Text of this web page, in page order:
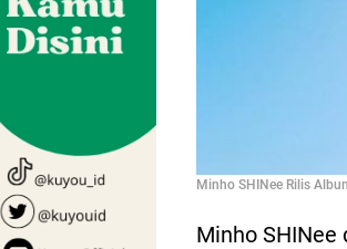
Minho SHINee Rilis
Minho